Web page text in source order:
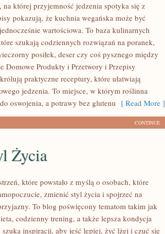
której przyjemność jedzenia spotyka się z
pokazują, że kuchnia wegańska może być
wartościowa. To baza kulinarnych
szukają codziennych rozwiązań na poranek,
posiłek, deser czy coś pysznego między
Domowe Produkty i Przetwory i Przepisy
praktyczne receptury, które ułatwiają
jedzenia. To miejsce, w którym roślinna
oswojenia, a potrawy bez glutenu [ Read More ]
CONTINUE
Życia
które powstało z myślą o osobach, które
zmienić styl życia i spojrzeć na
To blog poświęcony tematom takim jak
codzienny trening, a także lepsza kondycja
inspiracji, aby jeść lepiej, żyć lżej i czuć się